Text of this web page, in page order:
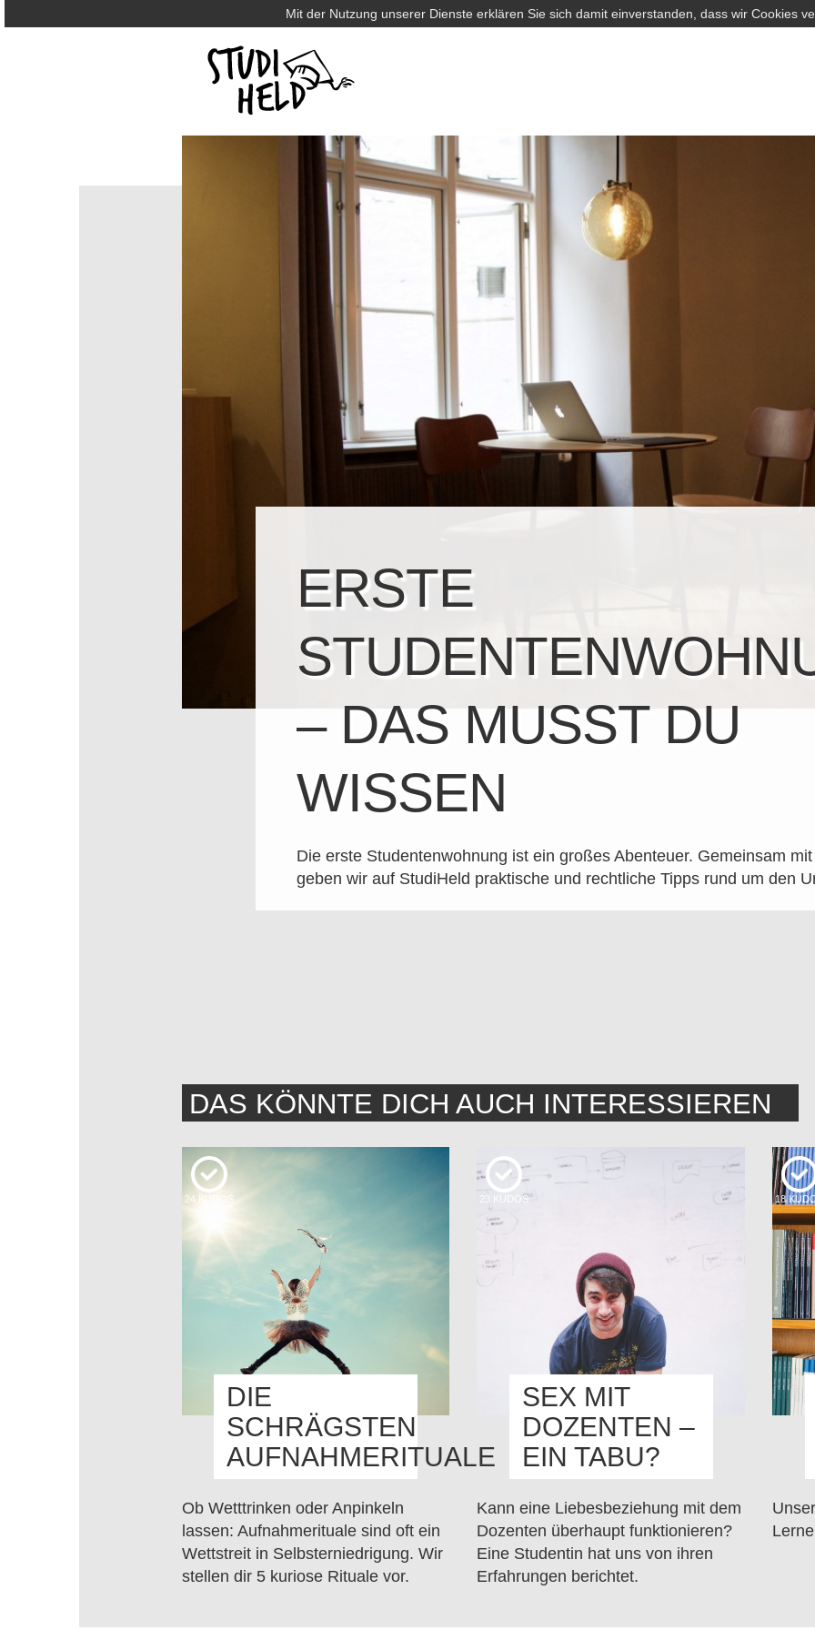
Mit der Nutzung unserer Dienste erklären Sie sich damit einverstanden, dass wir Cookies
ERSTE
– DAS MUSST DU
WISSEN
Die erste Studentenwohnung ist ein großes Abenteuer. Gemeinsam mit
geben wir auf StudiHeld praktische und rechtliche Tipps rund um den
DAS KÖNNTE DICH AUCH INTERESSIEREN
24 KUDOS
DIE
SCHRÄGSTEN
AUFNAHMERITUALE
Ob Wetttrinken oder Anpinkeln
lassen: Aufnahmerituale sind oft ein
Wettstreit in Selbsterniedrigung. Wir
stellen dir 5 kuriose Rituale vor.
23 KUDOS
SEX MIT
DOZENTEN –
EIN TABU?
Kann eine Liebesbeziehung mit dem
Dozenten überhaupt funktionieren?
Eine Studentin hat uns von ihren
Erfahrungen berichtet.
18